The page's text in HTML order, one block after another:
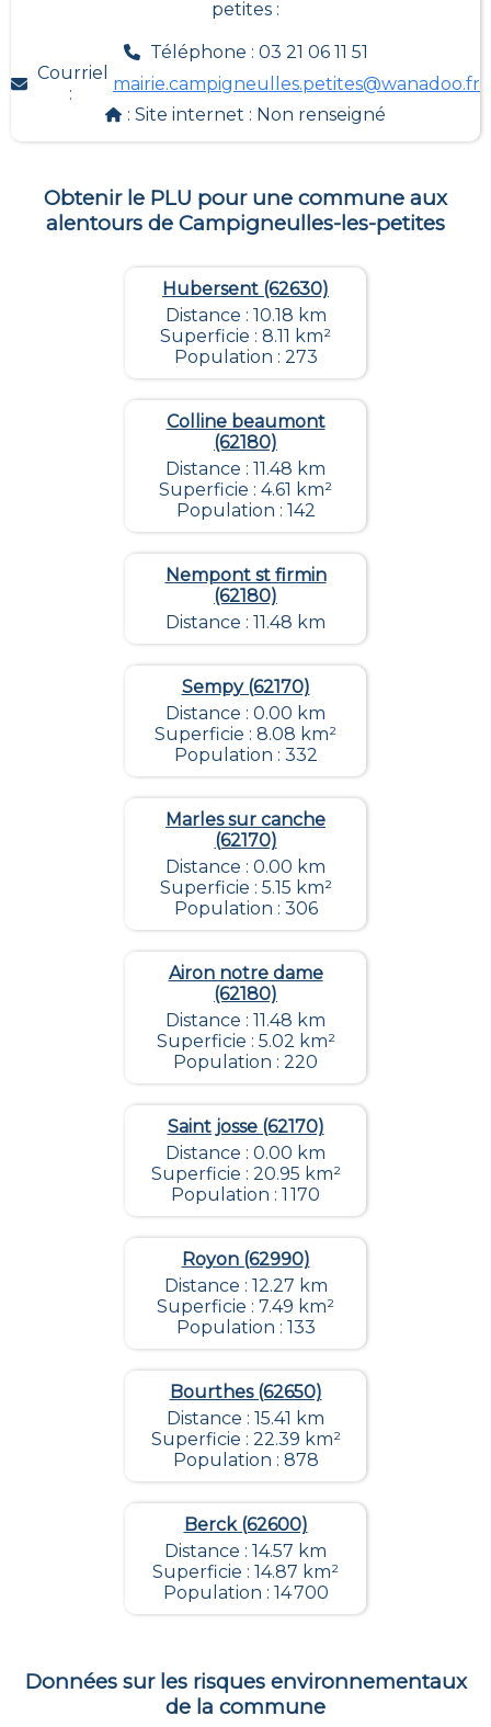
petites :
Téléphone : 03 21 06 11 51
Courriel
:
mairie.campigneulles.petites@wanadoo.fr
: Site internet : Non renseigné
Obtenir le PLU pour une commune aux
alentours de Campigneulles-les-petites
Hubersent (62630)
Distance : 10.18 km
Superficie : 8.11 km²
Population : 273
Colline beaumont
(62180)
Distance : 11.48 km
Superficie : 4.61 km²
Population : 142
Nempont st firmin
(62180)
Distance : 11.48 km
Sempy (62170)
Distance : 0.00 km
Superficie : 8.08 km²
Population : 332
Marles sur canche
(62170)
Distance : 0.00 km
Superficie : 5.15 km²
Population : 306
Airon notre dame
(62180)
Distance : 11.48 km
Superficie : 5.02 km²
Population : 220
Saint josse (62170)
Distance : 0.00 km
Superficie : 20.95 km²
Population : 1 170
Royon (62990)
Distance : 12.27 km
Superficie : 7.49 km²
Population : 133
Bourthes (62650)
Distance : 15.41 km
Superficie : 22.39 km²
Population : 878
Berck (62600)
Distance : 14.57 km
Superficie : 14.87 km²
Population : 14 700
Données sur les risques environnementaux
de la commune